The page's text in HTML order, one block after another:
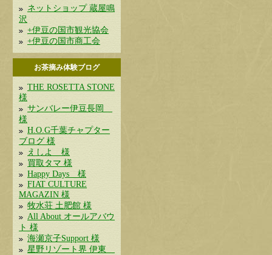
ネットショップ 蔵屋鳴
沢
+伊豆の国市観光協会
+伊豆の国市商工会
お茶摘み体験ブログ
THE ROSETTA STONE
様
サンバレー伊豆長岡
様
H.O.G千葉チャプター
ブログ 様
えしよ 様
買取タマ 様
Happy Days 様
FIAT CULTURE
MAGAZIN 様
牧水荘 土肥館 様
All About オールアバウ
ト 様
海瀬京子Support 様
星野リゾート界 伊東